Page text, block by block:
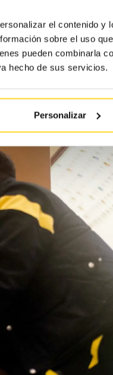
el contenido
sobre el uso
pueden combinarla
hecho de sus servicios.
Personalizar
realmente en cada uno